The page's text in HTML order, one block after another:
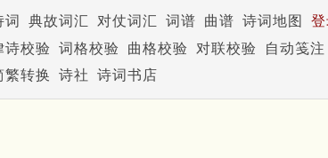
词 典故词汇 对仗词汇 词谱 曲谱 诗词地图
诗校验 词格校验 曲格校验 对联校验
自动笺注
繁转换 诗社 诗词书店